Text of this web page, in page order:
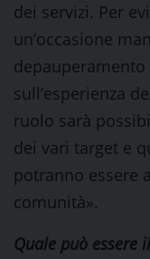
dei servizi. Per
un’occasione
sull’esperienza
ruolo sarà
dei vari target e
potranno essere
comunità».
Quale può essere